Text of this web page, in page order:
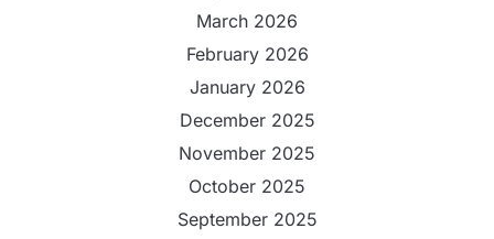
March 2026
February 2026
January 2026
December 2025
November 2025
October 2025
September 2025